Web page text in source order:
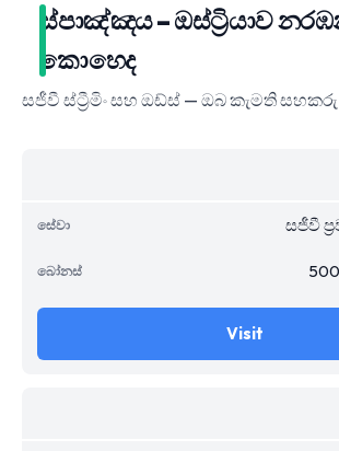
ස්පාඤ්ඤය – ඔස්ට්‍රියාව
කොහෙද
සජීවී ස්ට්‍රීමිං සහ ඔඩ්ස් — ඔබ කැමති
සජීවී
Visit